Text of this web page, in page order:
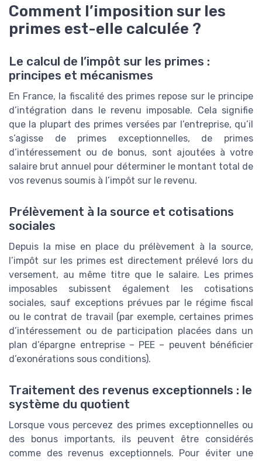
Comment l’imposition sur les
primes est-elle calculée ?
Le calcul de l’impôt sur les primes :
principes et mécanismes
En France, la fiscalité des primes repose sur le principe
d’intégration dans le revenu imposable. Cela signifie
que la plupart des primes versées par l’entreprise, qu’il
s’agisse de primes exceptionnelles, de primes
d’intéressement ou de bonus, sont ajoutées à votre
salaire brut annuel pour déterminer le montant total de
vos revenus soumis à l’impôt sur le revenu.
Prélèvement à la source et cotisations
sociales
Depuis la mise en place du prélèvement à la source,
l’impôt sur les primes est directement prélevé lors du
versement, au même titre que le salaire. Les primes
imposables subissent également les cotisations
sociales, sauf exceptions prévues par le régime fiscal
ou le contrat de travail (par exemple, certaines primes
d’intéressement ou de participation placées dans un
plan d’épargne entreprise – PEE – peuvent bénéficier
d’exonérations sous conditions).
Traitement des revenus exceptionnels : le
système du quotient
Lorsque vous percevez des primes exceptionnelles ou
des bonus importants, ils peuvent être considérés
comme des revenus exceptionnels. Pour éviter une